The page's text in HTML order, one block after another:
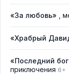
«За любовь» ,
«Храбрый
«Последний
приключения 6+